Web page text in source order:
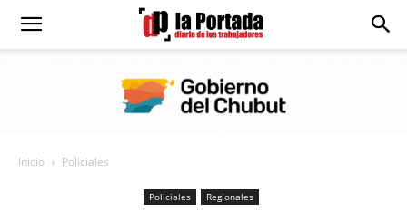
Diario
Inicio Policiales
Policiales Regionales